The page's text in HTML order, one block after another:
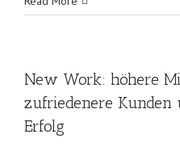
New Work: höhere
zufriedenere
Erfolg